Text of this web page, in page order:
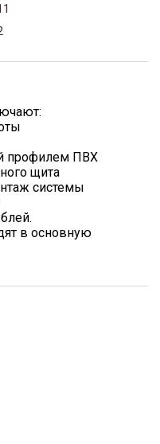
профилем ПВХ
щита
системы
в основную